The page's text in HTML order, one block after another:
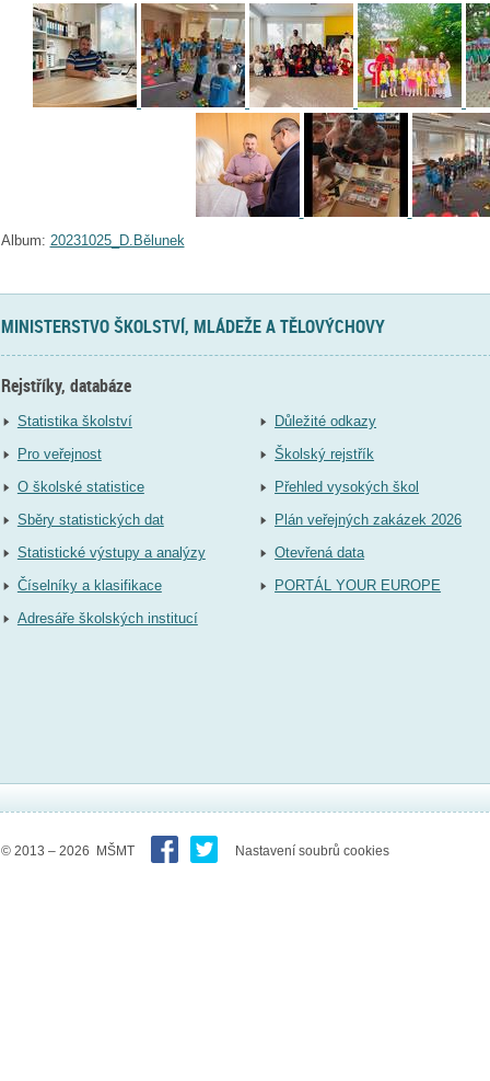
Album: 20231025_D.Bělunek
MINISTERSTVO ŠKOLSTVÍ, MLÁDEŽE A TĚLOVÝCHOVY
Rejstříky, databáze
Statistika školství
Pro veřejnost
O školské statistice
Sběry statistických dat
Statistické výstupy a analýzy
Číselníky a klasifikace
Adresáře školských institucí
Důležité odkazy
Školský rejstřík
Přehled vysokých škol
Plán veřejných zakázek 2026
Otevřená data
PORTÁL YOUR EUROPE
© 2013 – 2026 MŠMT Nastavení soubrů cookies